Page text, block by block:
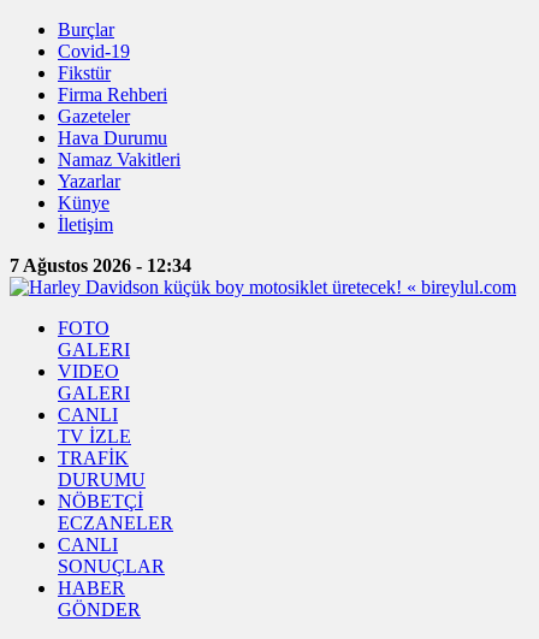
Burçlar
Covid-19
Fikstür
Firma Rehberi
Gazeteler
Hava Durumu
Namaz Vakitleri
Yazarlar
Künye
İletişim
7 Ağustos 2026 - 12:34
FOTO
GALERI
VIDEO
GALERI
CANLI
TV İZLE
TRAFİK
DURUMU
NÖBETÇİ
ECZANELER
CANLI
SONUÇLAR
HABER
GÖNDER